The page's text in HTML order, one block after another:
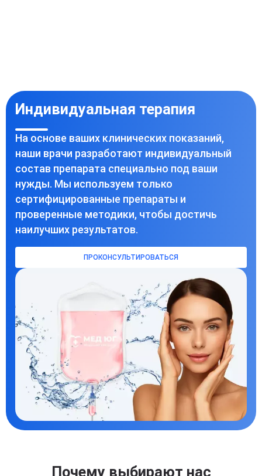
Индивидуальная терапия
На основе ваших клинических показаний,
наши врачи разработают индивидуальный
состав препарата специально под ваши
нужды. Мы используем только
сертифицированные препараты и
проверенные методики, чтобы достичь
наилучших результатов.
ПРОКОНСУЛЬТИРОВАТЬСЯ
Почему выбирают нас